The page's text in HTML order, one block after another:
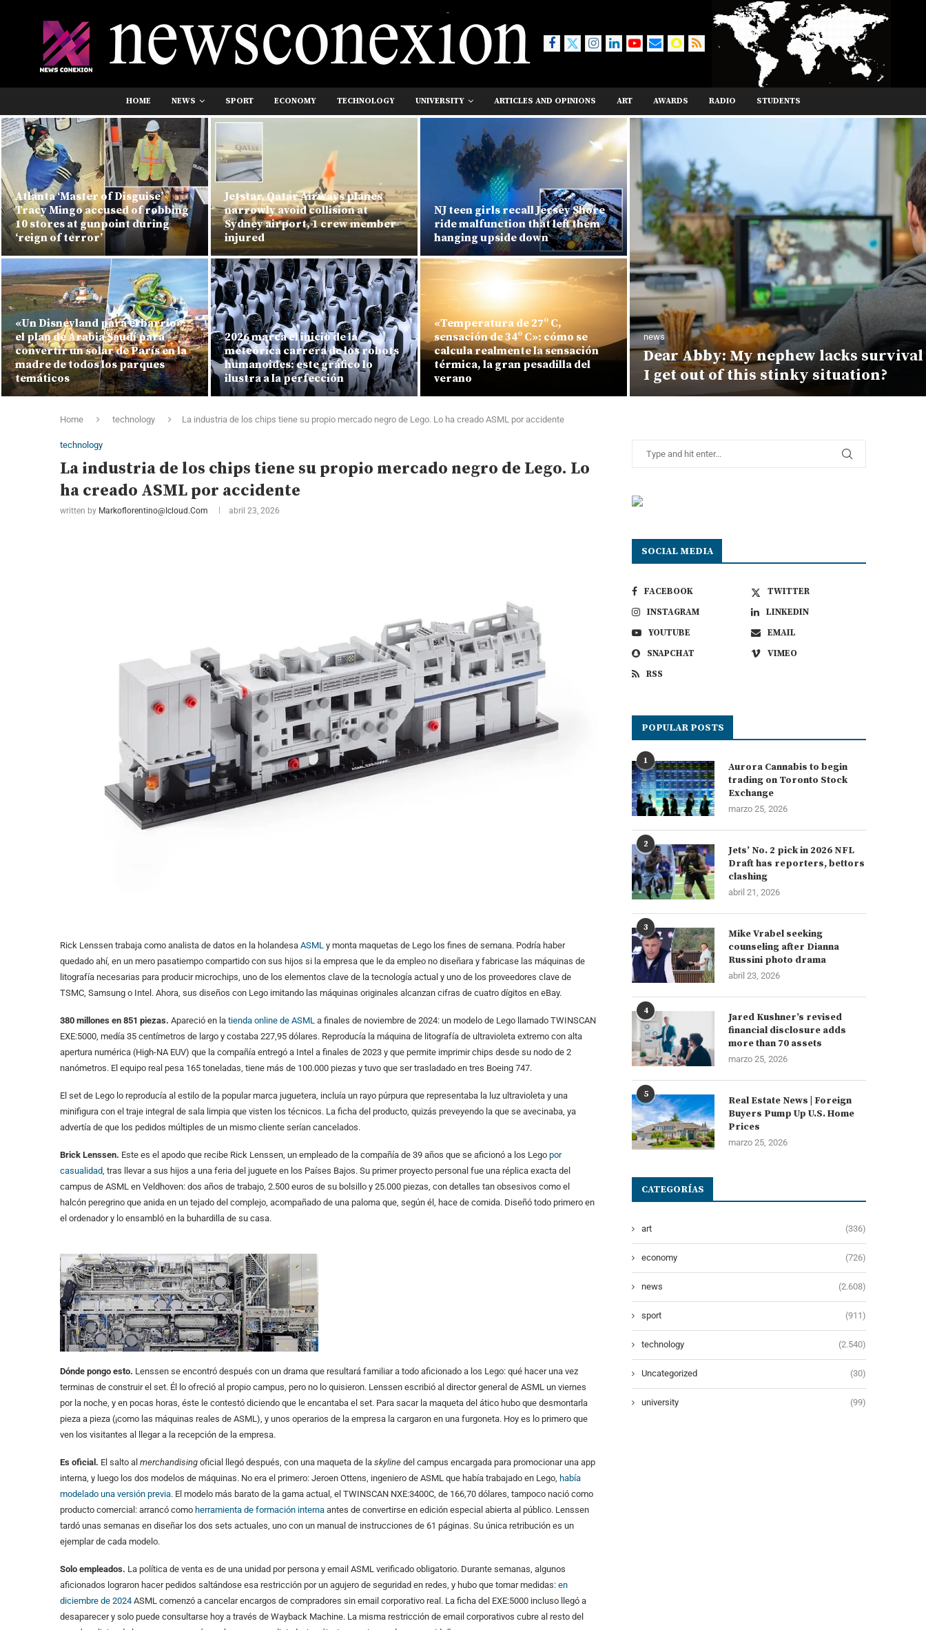
HOME NEWS SPORT ECONOMY TECHNOLOGY UNIVERSITY ARTICLES AND OPINIONS ART AWARDS RADIO STUDENTS
Atlanta ‘Master of Disguise’
Tracy Mingo accused of robbing
10 stores at gunpoint during
‘reign of terror’
«Un Disneyland para el barrio»:
el plan de Arabia Saudí para
convertir un solar de París en la
madre de todos los parques
temáticos
Jetstar, Qatar Airways planes
narrowly avoid collision at
Sydney airport, 1 crew member
injured
2026 marca el inicio de la
meteórica carrera de los robots
humanoides: este gráfico lo
ilustra a la perfección
NJ teen girls recall Jersey Shore
ride malfunction that left them
hanging upside down
«Temperatura de 27º C,
sensación de 34º C»: cómo se
calcula realmente la sensación
térmica, la gran pesadilla del
verano
news
Dear Abby: My nephew lacks
I get out of this stinky situation?
Home technology La industria de los chips tiene su propio mercado negro de Lego. Lo ha creado ASML por accidente
technology
La industria de los chips tiene su propio mercado negro de Lego. Lo
ha creado ASML por accidente
written by Markoflorentino@icloud.com abril 23, 2026
Rick Lenssen trabaja como analista de datos en la holandesa ASML y monta maquetas de Lego los fines de semana. Podría haber
quedado ahí, en un mero pasatiempo compartido con sus hijos si la empresa que le da empleo no diseñara y fabricase las máquinas de
litografía necesarias para producir microchips, uno de los elementos clave de la tecnología actual y uno de los proveedores clave de
TSMC, Samsung o Intel. Ahora, sus diseños con Lego imitando las máquinas originales alcanzan cifras de cuatro dígitos en eBay.
380 millones en 851 piezas. Apareció en la tienda online de ASML a finales de noviembre de 2024: un modelo de Lego llamado TWINSCAN
EXE:5000, medía 35 centímetros de largo y costaba 227,95 dólares. Reproducía la máquina de litografía de ultravioleta extremo con alta
apertura numérica (High-NA EUV) que la compañía entregó a Intel a finales de 2023 y que permite imprimir chips desde su nodo de 2
nanómetros. El equipo real pesa 165 toneladas, tiene más de 100.000 piezas y tuvo que ser trasladado en tres Boeing 747.
El set de Lego lo reproducía al estilo de la popular marca juguetera, incluía un rayo púrpura que representaba la luz ultravioleta y una
minifigura con el traje integral de sala limpia que visten los técnicos. La ficha del producto, quizás preveyendo la que se avecinaba, ya
advertía de que los pedidos múltiples de un mismo cliente serían cancelados.
Brick Lenssen. Este es el apodo que recibe Rick Lenssen, un empleado de la compañía de 39 años que se aficionó a los Lego por
casualidad , tras llevar a sus hijos a una feria del juguete en los Países Bajos. Su primer proyecto personal fue una réplica exacta del
campus de ASML en Veldhoven: dos años de trabajo, 2.500 euros de su bolsillo y 25.000 piezas, con detalles tan obsesivos como el
halcón peregrino que anida en un tejado del complejo, acompañado de una paloma que, según él, hace de comida. Diseñó todo primero en
el ordenador y lo ensambló en la buhardilla de su casa.
Dónde pongo esto. Lenssen se encontró después con un drama que resultará familiar a todo aficionado a los Lego: qué hacer una vez
terminas de construir el set. Él lo ofreció al propio campus, pero no lo quisieron. Lenssen escribió al director general de ASML un viernes
por la noche, y en pocas horas, éste le contestó diciendo que le encantaba el set. Para sacar la maqueta del ático hubo que desmontarla
pieza a pieza (¡como las máquinas reales de ASML), y unos operarios de la empresa la cargaron en una furgoneta. Hoy es lo primero que
ven los visitantes al llegar a la recepción de la empresa.
Es oficial. El salto al merchandising oficial llegó después, con una maqueta de la skyline del campus encargada para promocionar una app
interna, y luego los dos modelos de máquinas. No era el primero: Jeroen Ottens, ingeniero de ASML que había trabajado en Lego, había
modelado una versión previa. El modelo más barato de la gama actual, el TWINSCAN NXE:3400C, de 166,70 dólares, tampoco nació como
producto comercial: arrancó como herramienta de formación interna antes de convertirse en edición especial abierta al público. Lenssen
tardó unas semanas en diseñar los dos sets actuales, uno con un manual de instrucciones de 61 páginas. Su única retribución es un
ejemplar de cada modelo.
Solo empleados. La política de venta es de una unidad por persona y email ASML verificado obligatorio. Durante semanas, algunos
aficionados lograron hacer pedidos saltándose esa restricción por un agujero de seguridad en redes, y hubo que tomar medidas: en
diciembre de 2024 ASML comenzó a cancelar encargos de compradores sin email corporativo real. La ficha del EXE:5000 incluso llegó a
desaparecer y solo puede consultarse hoy a través de Wayback Machine. La misma restricción de email corporativos cubre al resto del
SOCIAL MEDIA
FACEBOOK
TWITTER
INSTAGRAM
LINKEDIN
YOUTUBE
EMAIL
SNAPCHAT
VIMEO
RSS
POPULAR POSTS
1
Aurora Cannabis to begin
trading on Toronto Stock
Exchange
marzo 25, 2026
2
Jets’ No. 2 pick in 2026 NFL
Draft has reporters, bettors
clashing
abril 21, 2026
3
Mike Vrabel seeking
counseling after Dianna
Russini photo drama
abril 23, 2026
4
Jared Kushner’s revised
financial disclosure adds
more than 70 assets
marzo 25, 2026
5
Real Estate News | Foreign
Buyers Pump Up U.S. Home
Prices
marzo 25, 2026
CATEGORÍAS
art (336)
economy (726)
news (2.608)
sport (911)
technology (2.540)
Uncategorized (30)
university (99)